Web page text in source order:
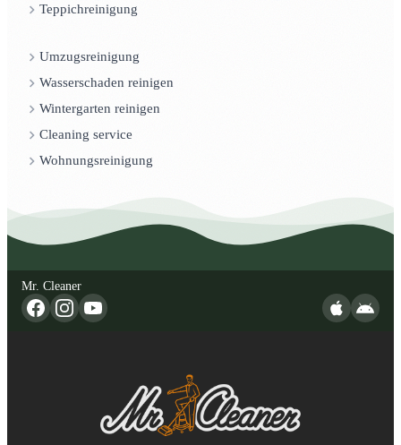
Teppichreinigung
Umzugsreinigung
Wasserschaden reinigen
Wintergarten reinigen
Cleaning service
Wohnungsreinigung
Mr. Cleaner